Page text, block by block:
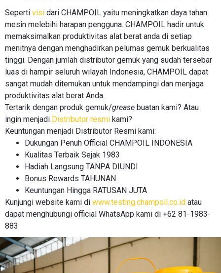
Seperti visi dari CHAMPOIL yaitu meningkatkan daya tahan
mesin melebihi harapan pengguna. CHAMPOIL hadir untuk
memaksimalkan produktivitas alat berat anda di setiap
menitnya dengan menghadirkan pelumas gemuk berkualitas
tinggi. Dengan jumlah distributor gemuk yang sudah tersebar
luas di hampir seluruh wilayah Indonesia, CHAMPOIL dapat
sangat mudah ditemukan untuk mendampingi dan menjaga
produktivitas alat berat Anda.
Tertarik dengan produk gemuk/grease buatan kami? Atau
ingin menjadi Distributor resmi kami?
Keuntungan menjadi Distributor Resmi kami:
Dukungan Penuh Official CHAMPOIL INDONESIA
Kualitas Terbaik Sejak 1983
Hadiah Langsung TANPA DIUNDI
Bonus Rewards TAHUNAN
Keuntungan Hingga RATUSAN JUTA
Kunjungi website kami di www.testing.champoil.co.id atau
dapat menghubungi official WhatsApp kami di +62 81-1983-
883